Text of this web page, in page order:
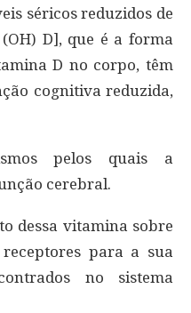
séricos reduzidos de
D], que é a forma
D no corpo, têm
cognitiva reduzida,
pelos quais a
cerebral.
dessa vitamina sobre
para a sua
no sistema